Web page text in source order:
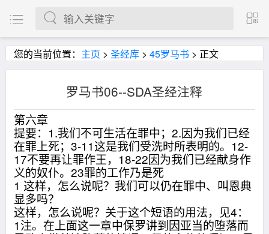
您的当前位置： 主页 >圣经库 >45罗马书 > 正文
罗马书06--SDA圣经注释
第六章
提要：1.我们不可生活在罪中；2.因为我们已经
在罪上死；3-11这是我们受洗时所表明的。12-
17不要再让罪作王，18-22因为我们已经献身作
义的奴仆。23罪的工作乃是死
1 这样，怎么说呢？我们可以仍在罪中、叫恩典
显多吗？
这样，怎么说呢？关于这个短语的用法，见4：
1注。在上面这一章中保罗讲到因亚当的堕落而